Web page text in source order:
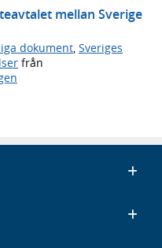
mellan Sverige
dokument, Sveriges
från